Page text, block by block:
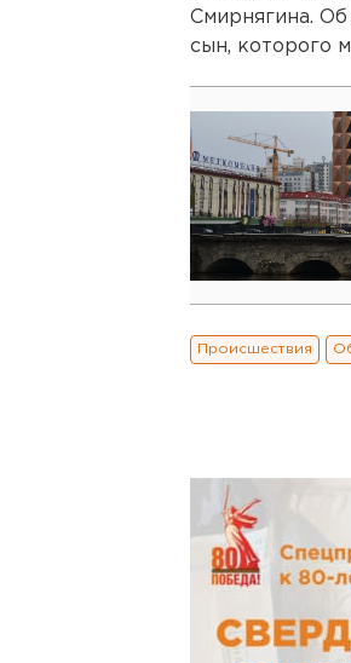
Смирнягина.
сын, которого
Происшествия